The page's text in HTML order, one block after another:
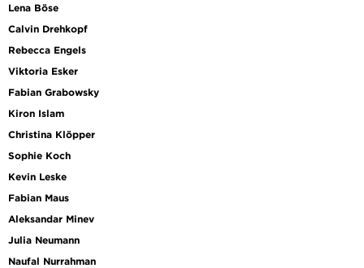
Lena Böse
Calvin Drehkopf
Rebecca Engels
Viktoria Esker
Fabian Grabowsky
Kiron Islam
Christina Klöpper
Sophie Koch
Kevin Leske
Fabian Maus
Aleksandar Minev
Julia Neumann
Naufal Nurrahman